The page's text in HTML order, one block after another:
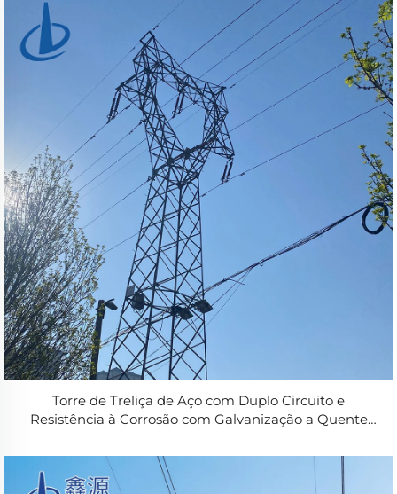
Torre de Treliça de Aço com Duplo Circuito e
Resistência à Corrosão com Galvanização a Quente